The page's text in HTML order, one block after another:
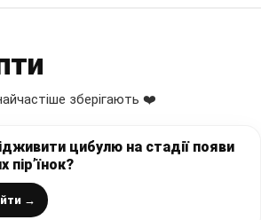
зберігають ❤️
цибулю на стадії появи
пір’їнок?
→